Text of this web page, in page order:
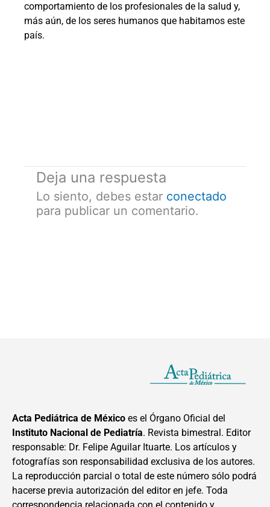
comportamiento de los profesionales de la salud y,
más aún, de los seres humanos que habitamos este
país.
Deja una respuesta
Lo siento, debes estar conectado
para publicar un comentario.
Acta Pediátrica de México es el Órgano Oficial del
Instituto Nacional de Pediatría. Revista bimestral. Editor
responsable: Dr. Felipe Aguilar Ituarte. Los artículos y
fotografías son responsabilidad exclusiva de los autores.
La reproducción parcial o total de este número sólo podrá
hacerse previa autorización del editor en jefe. Toda